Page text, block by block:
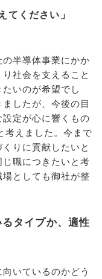
てください」
の半導体事業にかか
社会を支えること
いのが希望でし
したが、今後の目
定が心に響くもの
考えました。今まで
りに貢献したいと
職につきたいと考
としても御社が整
タイプか、適性
いているのかどう